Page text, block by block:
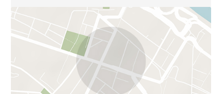
piedra caliza, detalles en mármol, carpintería
cuidadosamente seleccionada, iluminación integrada
y aire acondicionado. La finca cuenta con ascensor,
servicio de conserjería y una plaza de garaje incluida
en el precio, un valor especialmente apreciado en esta
zona de Madrid. A pocos minutos del Parque del